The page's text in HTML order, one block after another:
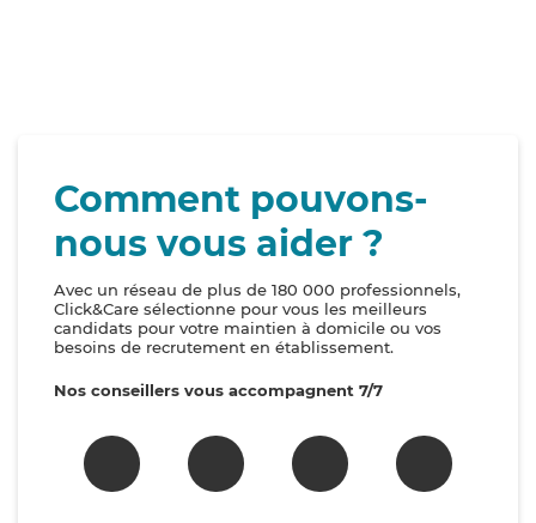
Comment pouvons-
nous vous aider ?
Avec un réseau de plus de 180 000 professionnels,
Click&Care sélectionne pour vous les meilleurs
candidats pour votre maintien à domicile ou vos
besoins de recrutement en établissement.
Nos conseillers vous accompagnent 7/7